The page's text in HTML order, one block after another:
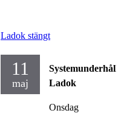
Ladok stängt
11
maj
Systemunderhåll
Ladok
Onsdag